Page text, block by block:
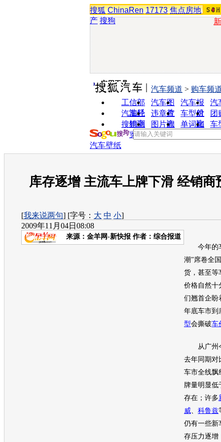
搜狐 ChinaRen 17173 焦点房地
产 搜狗
实用工具
工信部
油耗
汽车图
片
汽车报
价
汽
汽车经
销商
违章查
询
车型对
比
团
搜狗浏
览器
图片欣
赏
单词翻
车
汽车频道 > 购车频
汽车壁纸
库存逐增 主流车上牌下滑 经销商
[我来说两句] [字号： 大 中 小]
2009年11月04日08:08
来源： 金羊网-新快报 作者：综合报道
今年的车
潮”席卷全
货，甚至等
价格自然十
们翘首企盼
年底车市到
型会撕破车
从广州今
去年同期对
车市全线飘
牌量明显低
存在；许多
威
科鲁兹
仍有一些新
存压力逐增